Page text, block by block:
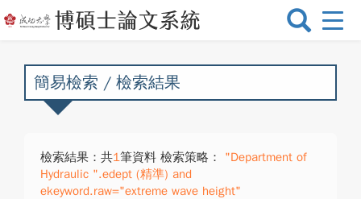
選
換
簡易檢索 / 檢索結果
檢索結果：共1筆資料 檢索策略：
"Department of
Hydraulic ".edept (精準) and
ekeyword.raw="extreme wave height"